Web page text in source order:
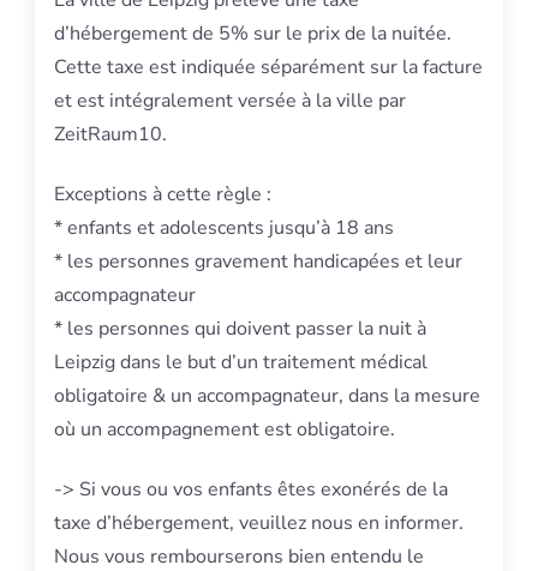
d’hébergement de 5% sur le prix de la nuitée.
Cette taxe est indiquée séparément sur la facture
et est intégralement versée à la ville par
ZeitRaum10.
Exceptions à cette règle :
* enfants et adolescents jusqu’à 18 ans
* les personnes gravement handicapées et leur
accompagnateur
* les personnes qui doivent passer la nuit à
Leipzig dans le but d’un traitement médical
obligatoire & un accompagnateur, dans la mesure
où un accompagnement est obligatoire.
-> Si vous ou vos enfants êtes exonérés de la
taxe d’hébergement, veuillez nous en informer.
Nous vous rembourserons bien entendu le